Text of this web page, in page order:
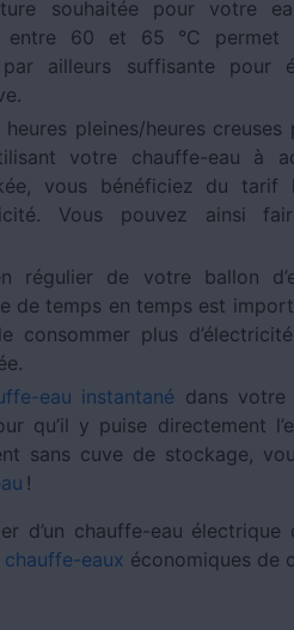
souhaitée pour votre
entre 60 et 65 °C permet
par ailleurs suffisante pour
pleines/heures
votre chauffe-eau à
vous bénéficiez du tarif
Vous pouvez ainsi
régulier de votre ballon
de temps en temps est
consommer plus
eau instantané dans votre
qu’il y puise directement
sans cuve de stockage,
!
d’un chauffe-eau
chauffe-eaux économiques de